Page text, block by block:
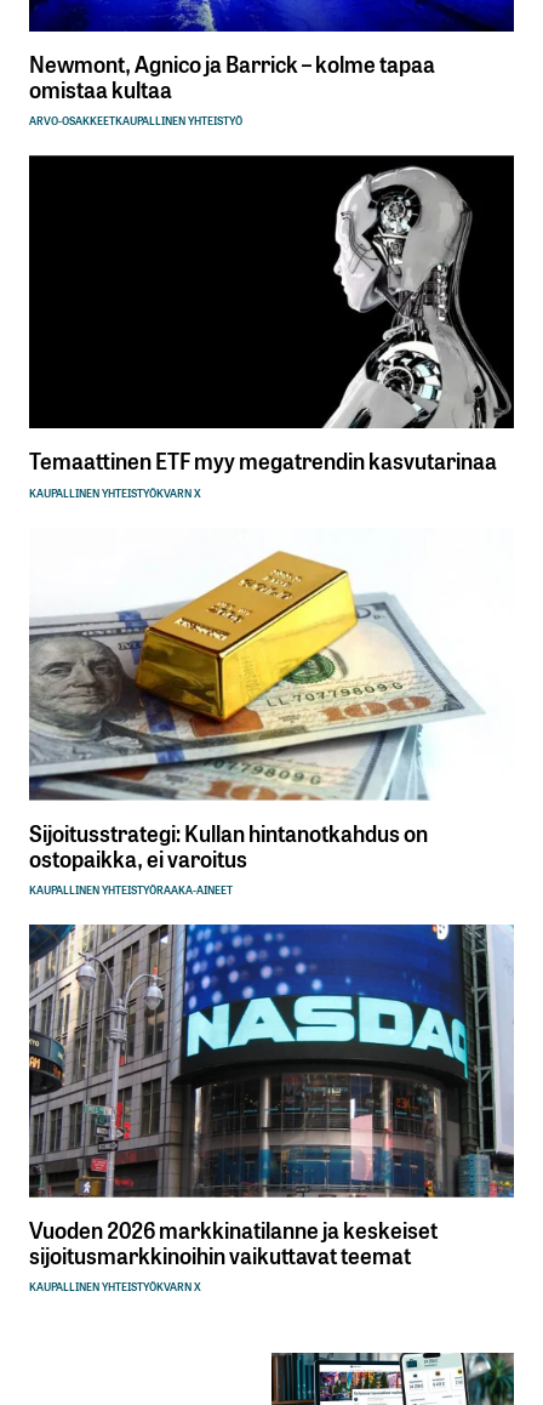
Newmont, Agnico ja Barrick – kolme tapaa
omistaa kultaa
ARVO-OSAKKEETKAUPALLINEN YHTEISTYÖ
Temaattinen ETF myy megatrendin kasvutarinaa
KAUPALLINEN YHTEISTYÖKVARN X
Sijoitusstrategi: Kullan hintanotkahdus on
ostopaikka, ei varoitus
KAUPALLINEN YHTEISTYÖRAAKA-AINEET
Vuoden 2026 markkinatilanne ja keskeiset
sijoitusmarkkinoihin vaikuttavat teemat
KAUPALLINEN YHTEISTYÖKVARN X